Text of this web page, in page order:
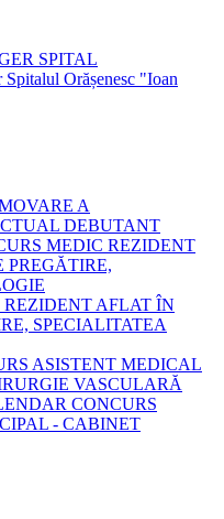
SPITAL
Orășenesc "Ioan
A
DEBUTANT
MEDIC REZIDENT
AFLAT ÎN
SPECIALITATEA
ASISTENT MEDICAL
VASCULARĂ
CONCURS
- CABINET